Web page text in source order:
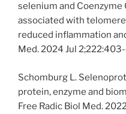
selenium and Coenzyme
associated with
reduced inflammation
Med. 2024 Jul
Schomburg L.
protein, enzyme and
Free Radic Biol Med.